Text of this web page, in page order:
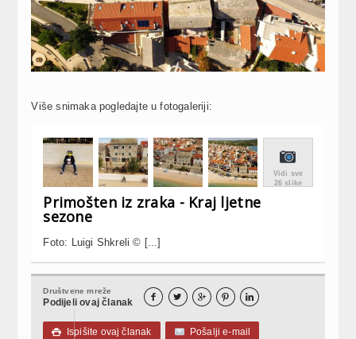
Više snimaka pogledajte u fotogaleriji:
Vidi sve
26 slike
Primošten iz zraka - Kraj ljetne
sezone
Foto: Luigi Shkreli © [...]
Društvene mreže
Podijeli ovaj članak     
 Ispišite ovaj članak Pošalji e-mail